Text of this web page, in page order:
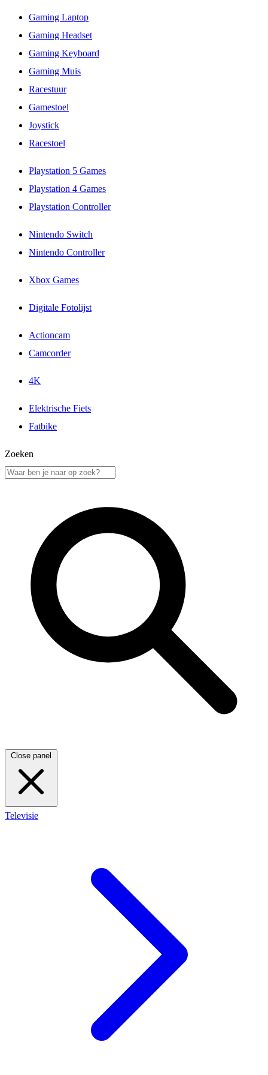
Gaming Laptop
Gaming Headset
Gaming Keyboard
Gaming Muis
Racestuur
Gamestoel
Joystick
Racestoel
Playstation 5 Games
Playstation 4 Games
Playstation Controller
Nintendo Switch
Nintendo Controller
Xbox Games
Digitale Fotolijst
Actioncam
Camcorder
4K
Elektrische Fiets
Fatbike
Zoeken
Close panel
Televisie